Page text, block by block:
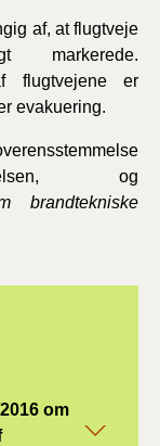
af, at flugtveje
markerede.
flugtvejene er
evakuering.
og
brandtekniske
om